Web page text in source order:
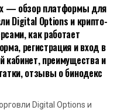
— обзор платформы для
Digital Options и крипто-
как работает
регистрация и вход в
кабинет, преимущества и
отзывы о бинодекс
Digital Options и